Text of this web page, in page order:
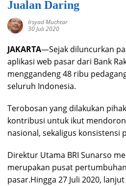
Jualan Daring
Irsyad Muchtar
30 Juli 2020
JAKARTA—Sejak diluncurkan
aplikasi web pasar dari Bank
menggandeng 48 ribu
seluruh Indonesia.
Terobosan yang dilakukan
kontribusi untuk ikut
nasional, sekaligus konsistensi
Direktur Utama BRI Sunarso
merupakan pusat
pasar.Hingga 27 Juli 2020,